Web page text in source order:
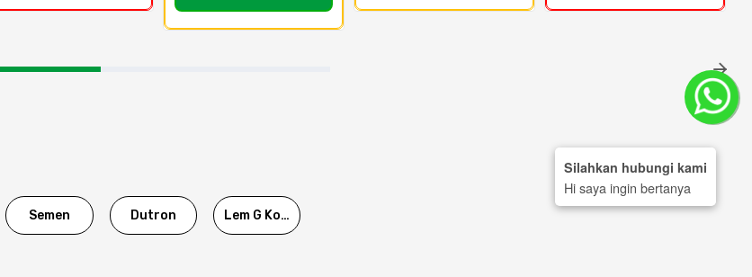
Semen Dutron Lem G Korea
Silahkan hubungi kami
Hi saya ingin bertanya